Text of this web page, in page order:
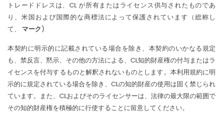
トレードドレスは、CL が所有またはライセンス供与されたものであ
り、米国および国際的な商標法によって保護されています（総称し
て、 マーク).
本契約に明示的に記載されている場合を除き、本契約のいかなる規定
も、禁反言、黙示、その他の方法による、CL知的財産権の付与またはラ
イセンスを付与するものと解釈されないものとします。本利用規約に明
示的に規定されている場合を除き、CLの知的財産の使用は固く禁じられ
ています。また、CLおよびそのライセンサーは、法律の最大限の範囲で
その知的財産権を積極的に行使することに留意してください。